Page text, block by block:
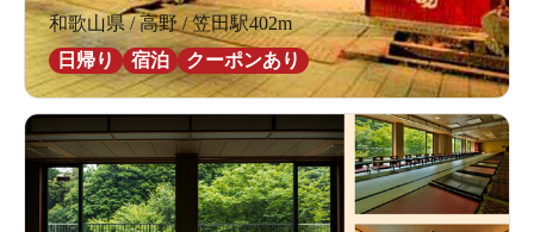
和歌山県 / 高野 / 笠田駅402m
日帰り
宿泊 クーポンあり